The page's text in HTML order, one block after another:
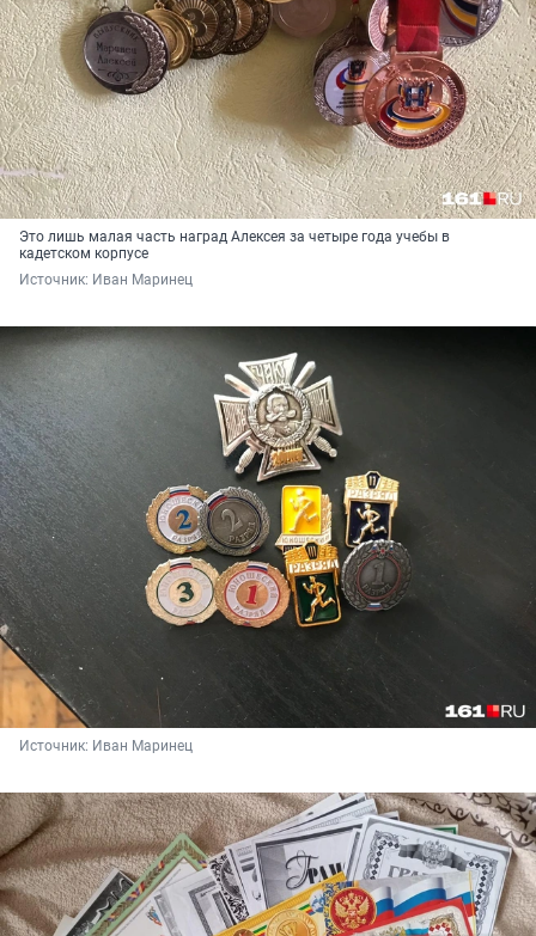
Это лишь малая часть наград Алексея за четыре года учебы в
кадетском корпусе
Источник: Иван Маринец
Источник: Иван Маринец